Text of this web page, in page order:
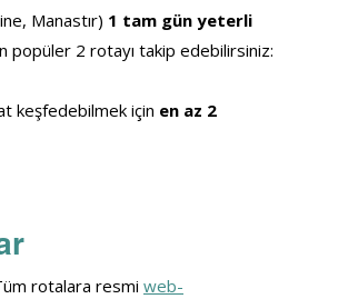
Manastır) 1 tam gün yeterli
popüler 2 rotayı takip edebilirsiniz:
keşfedebilmek için en az 2
rotalara resmi web-